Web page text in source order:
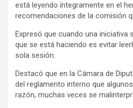
está leyendo íntegramente en el
recomendaciones de la comisión
Expresó que cuando una iniciativa
que se está haciendo es evitar
sola sesión.
Destacó que en la Cámara de
del reglamento interno que
razón, muchas veces se